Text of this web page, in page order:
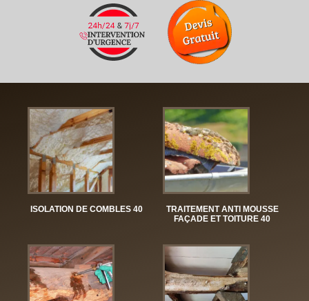
ISOLATION DE COMBLES 40
TRAITEMENT ANTI MOUSSE
FAÇADE ET TOITURE 40